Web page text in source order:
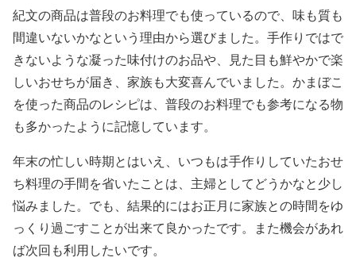
紀文の商品は普段のお料理でも使っているので、味も質も
間違いないかなという理由から選びました。手作りではで
きないような凝った味付けのお品や、見た目も鮮やかで楽
しいおせちが届き、家族も大変喜んでいました。かまぼこ
を使った商品のレシピは、普段のお料理でも参考になる物
も多かったように記憶しています。
年末の忙しい時期とはいえ、いつもは手作りしていたおせ
ち料理の手間を省いたことは、主婦としてどうかなと少し
悩みました。でも、結果的にはお正月に家族との時間をゆ
っくり過ごすことが出来て良かったです。また機会があれ
ば次回も利用したいです。